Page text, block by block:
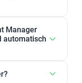
Zustimmung
Manager
automatisch
Plugin verfügbar